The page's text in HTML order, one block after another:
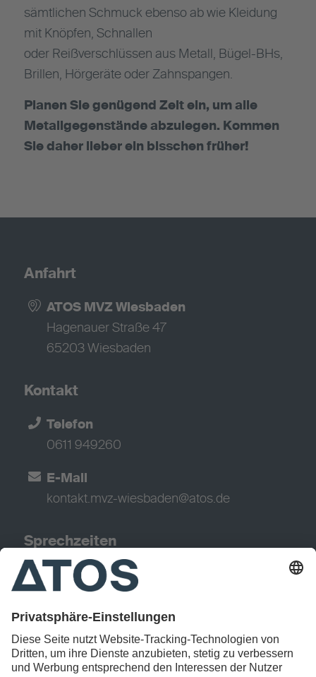
sämtlichen Schmuck ebenso ab wie Kleidung
mit Knöpfen, Schnallen
oder Reißverschlüssen aus Metall, Bügel-BHs,
Brillen, Hörgeräte oder Zahnspangen.
Planen Sie genügend Zeit ein, um alle
Metallgegenstände abzulegen. Kommen
Sie daher lieber ein bisschen früher!
Anfahrt
ATOS MVZ Wiesbaden
Hagenauer Straße 47
65203 Wiesbaden
Kontakt
Telefon
0611 949260
E-Mail
kontakt.mvz-wiesbaden@atos.de
Sprechzeiten
Montag
Mittwoch 8:00 – 18:00 Uhr
Donnerstag 8:00 – 18:00 Uhr